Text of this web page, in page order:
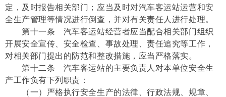
定，及时报告相关部门；应当及时对汽车客运站运营和安
全生产管理等情况进行倒查，并对有关责任人进行处理。
第十一条 汽车客运站经营者应当配合相关部门组织
开展安全宣传、安全检查、事故处理、责任追究等工作，
对相关部门提出的防范和整改措施，应当严格落实。
第十二条 汽车客运站的主要负责人对本单位安全生
产工作负有下列职责：
（一）严格执行安全生产的法律、行政法规、规章、